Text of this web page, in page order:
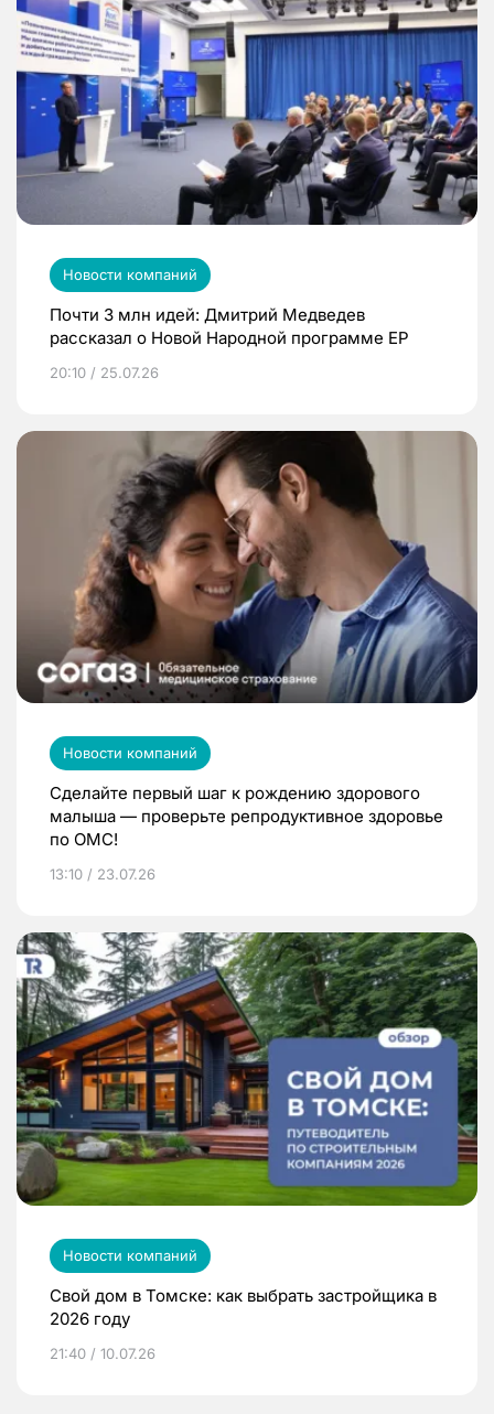
Новости компаний
Почти 3 млн идей: Дмитрий Медведев
рассказал о Новой Народной программе ЕР
20:10 / 25.07.26
Новости компаний
Сделайте первый шаг к рождению здорового
малыша — проверьте репродуктивное здоровье
по ОМС!
13:10 / 23.07.26
Новости компаний
Свой дом в Томске: как выбрать застройщика в
2026 году
21:40 / 10.07.26